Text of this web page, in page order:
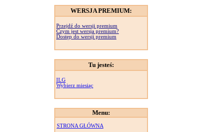
WERSJA PREMIUM:
Przejdź do wersji premium
Czym jest wersja premium?
Dostęp do wersji premium
Tu jesteś:
ILG
Wybierz miesiąc
Menu:
STRONA GŁÓWNA